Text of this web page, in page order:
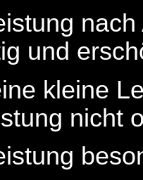
und
kleine
nicht